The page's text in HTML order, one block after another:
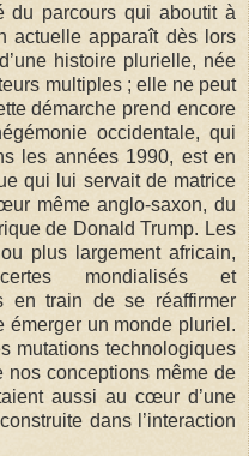
du parcours qui aboutit à
actuelle apparaît dès lors
histoire plurielle, née
multiples ; elle ne peut
démarche prend encore
occidentale, qui
les années 1990, est en
qui lui servait de matrice
même anglo-saxon, du
de Donald Trump. Les
plus largement africain,
mondialisés et
en train de se réaffirmer
émerger un monde pluriel.
mutations technologiques
nos conceptions même de
aussi au cœur d’une
dans l’interaction